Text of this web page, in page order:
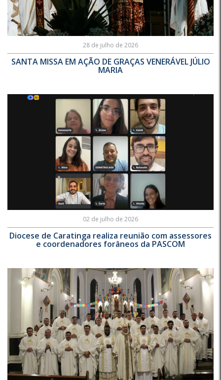
28 de julho de 2026
SANTA MISSA EM AÇÃO DE GRAÇAS VENERÁVEL JÚLIO
MARIA
02 de julho de 2026
Diocese de Caratinga realiza reunião com assessores
e coordenadores forâneos da PASCOM